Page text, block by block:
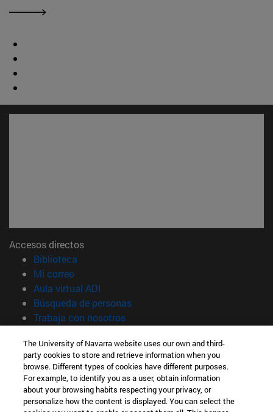
Accesos directos
Biblioteca
Mi correo(abre en nueva ventana)
Aula virtual ADI
Búsqueda de personas(abre en nueva ventana)
Trabaja con nosotros(abre en nueva ventana)
Información
TFNO +34 948 42 56 00
¿QUÉ GRADO TE INTERESA?
¿QUÉ MÁSTER TE INTERESA?
© Universidad de Navarra
The University of Navarra website uses our own and third-
party cookies to store and retrieve information when you
browse. Different types of cookies have different purposes.
For example, to identify you as a user, obtain information
about your browsing habits respecting your privacy, or
personalize how the content is displayed. You can select the